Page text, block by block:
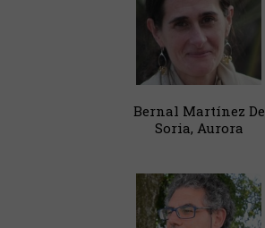
Bernal Martínez De
Soria, Aurora